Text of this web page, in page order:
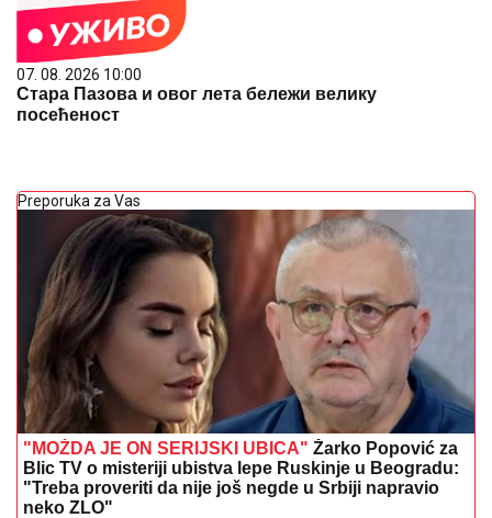
07. 08. 2026 10:00
Стара Пазова и овог лета бележи велику
посећеност
Preporuka za Vas
"MOŽDA JE ON SERIJSKI UBICA" Žarko Popović za
Blic TV o misteriji ubistva lepe Ruskinje u Beogradu:
"Treba proveriti da nije još negde u Srbiji napravio
neko ZLO"